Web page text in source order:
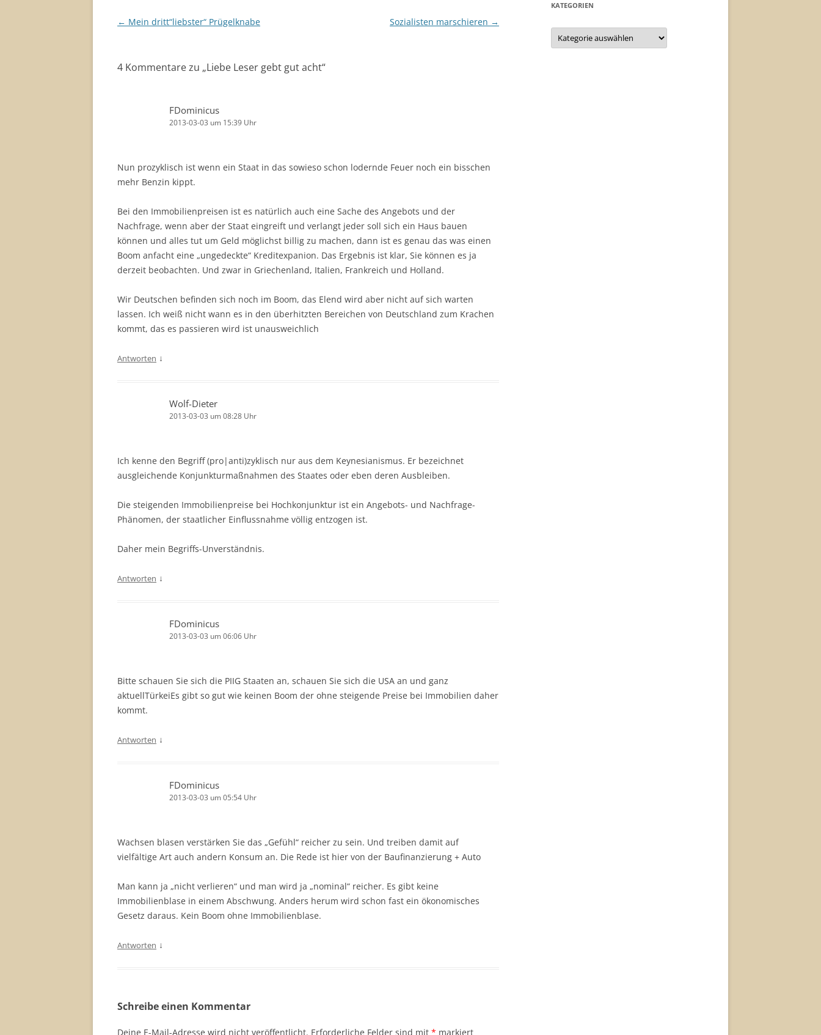
Beitragsnavigation
← Mein dritt“liebster“ Prügelknabe Sozialisten marschieren →
4 Kommentare zu „Liebe Leser gebt gut acht“
FDominicus
2013-03-03 um 15:39 Uhr
Nun prozyklisch ist wenn ein Staat in das sowieso schon lodernde Feuer noch ein bisschen
mehr Benzin kippt.
Bei den Immobilienpreisen ist es natürlich auch eine Sache des Angebots und der
Nachfrage, wenn aber der Staat eingreift und verlangt jeder soll sich ein Haus bauen
können und alles tut um Geld möglichst billig zu machen, dann ist es genau das was einen
Boom anfacht eine „ungedeckte“ Kreditexpanion. Das Ergebnis ist klar, Sie können es ja
derzeit beobachten. Und zwar in Griechenland, Italien, Frankreich und Holland.
Wir Deutschen befinden sich noch im Boom, das Elend wird aber nicht auf sich warten
lassen. Ich weiß nicht wann es in den überhitzten Bereichen von Deutschland zum Krachen
kommt, das es passieren wird ist unausweichlich
Antworten ↓
Wolf-Dieter
2013-03-03 um 08:28 Uhr
Ich kenne den Begriff (pro|anti)zyklisch nur aus dem Keynesianismus. Er bezeichnet
ausgleichende Konjunkturmaßnahmen des Staates oder eben deren Ausbleiben.
Die steigenden Immobilienpreise bei Hochkonjunktur ist ein Angebots- und Nachfrage-
Phänomen, der staatlicher Einflussnahme völlig entzogen ist.
Daher mein Begriffs-Unverständnis.
Antworten ↓
FDominicus
2013-03-03 um 06:06 Uhr
Bitte schauen Sie sich die PIIG Staaten an, schauen Sie sich die USA an und ganz
aktuellTürkeiEs gibt so gut wie keinen Boom der ohne steigende Preise bei Immobilien daher
kommt.
Antworten ↓
FDominicus
2013-03-03 um 05:54 Uhr
Wachsen blasen verstärken Sie das „Gefühl“ reicher zu sein. Und treiben damit auf
vielfältige Art auch andern Konsum an. Die Rede ist hier von der Baufinanzierung + Auto
Man kann ja „nicht verlieren“ und man wird ja „nominal“ reicher. Es gibt keine
Immobilienblase in einem Abschwung. Anders herum wird schon fast ein ökonomisches
Gesetz daraus. Kein Boom ohne Immobilienblase.
Antworten ↓
Schreibe einen Kommentar
Deine E-Mail-Adresse wird nicht veröffentlicht. Erforderliche Felder sind mit * markiert
KATEGORIEN
Kategorien